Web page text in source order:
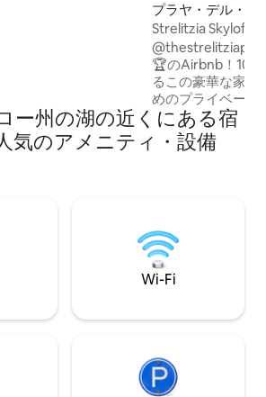
（お使いのアプリに
体に大理石の床とカ
プラヤ・デル・カ
泊先
Strelitzia Skyloft
フィニティプール
🏆のAirbnb！100
るこの豪華な家の
めのプライベート空間で
なアパートが70
があります。 スカイロフトはユニークで
す。屋上からは
絶妙な竹製メモリ
璧な夜の睡眠を体験
レスフリーのレン
ります！
ー州の湖の近くにある宿
気のアメニティ・設備
Wi-Fi